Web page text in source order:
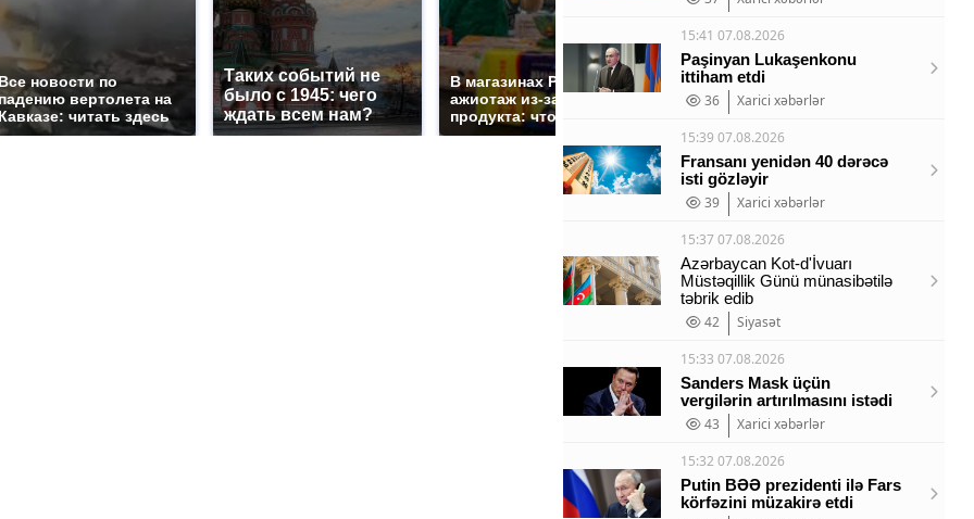
новости по
вертолета на
читать здесь
Таких событий не
было с 1945: чего
ждать всем нам?
В магазинах России
ажиотаж из-за этого
продукта: что купить?
СМИ: В Химках на
полицейскую
машину напали и
подожгли.
Где
15:41 07.08.2026
Paşinyan Lukaşenkonu
ittiham etdi
36
Xarici xəbərlər
15:39 07.08.2026
Fransanı yenidən 40 dərəcə
isti gözləyir
39
Xarici xəbərlər
15:37 07.08.2026
Azərbaycan Kot-d'İvuarı
Müstəqillik Günü münasibətilə
təbrik edib
42
Siyasət
15:33 07.08.2026
Sanders Mask üçün
vergilərin artırılmasını istədi
43
Xarici xəbərlər
15:32 07.08.2026
Putin BƏƏ prezidenti ilə Fars
körfəzini müzakirə etdi